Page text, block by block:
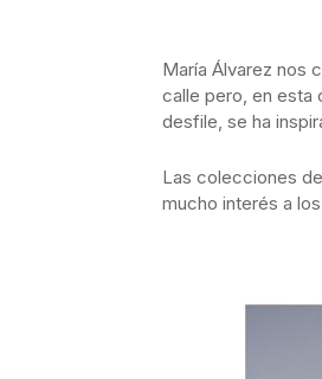
María Álvarez nos
calle pero, en esta
desfile, se ha
Las colecciones
mucho interés a